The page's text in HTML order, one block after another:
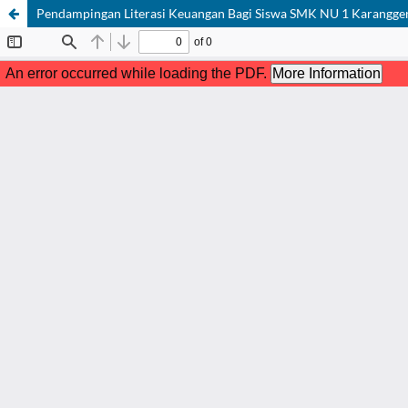
Pendampingan Literasi Keuangan Bagi Siswa SMK NU 1